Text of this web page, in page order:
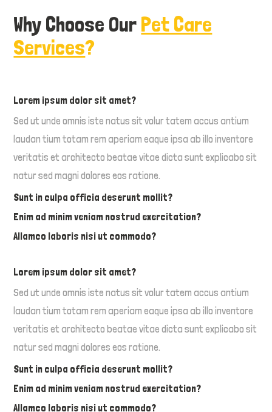
Why Choose OurPet Care
Services?
Lorem ipsum dolor sit amet?
Sed ut unde omnis iste natus sit volur tatem accus antium
laudan tium totam rem aperiam eaque ipsa ab illo inventore
veritatis et architecto beatae vitae dicta sunt explicabo sit
natur sed magni dolores eos ratione.
Sunt in culpa officia deserunt mollit?
Enim ad minim veniam nostrud exercitation?
Allamco laboris nisi ut commodo?
Lorem ipsum dolor sit amet?
Sed ut unde omnis iste natus sit volur tatem accus antium
laudan tium totam rem aperiam eaque ipsa ab illo inventore
veritatis et architecto beatae vitae dicta sunt explicabo sit
natur sed magni dolores eos ratione.
Sunt in culpa officia deserunt mollit?
Enim ad minim veniam nostrud exercitation?
Allamco laboris nisi ut commodo?